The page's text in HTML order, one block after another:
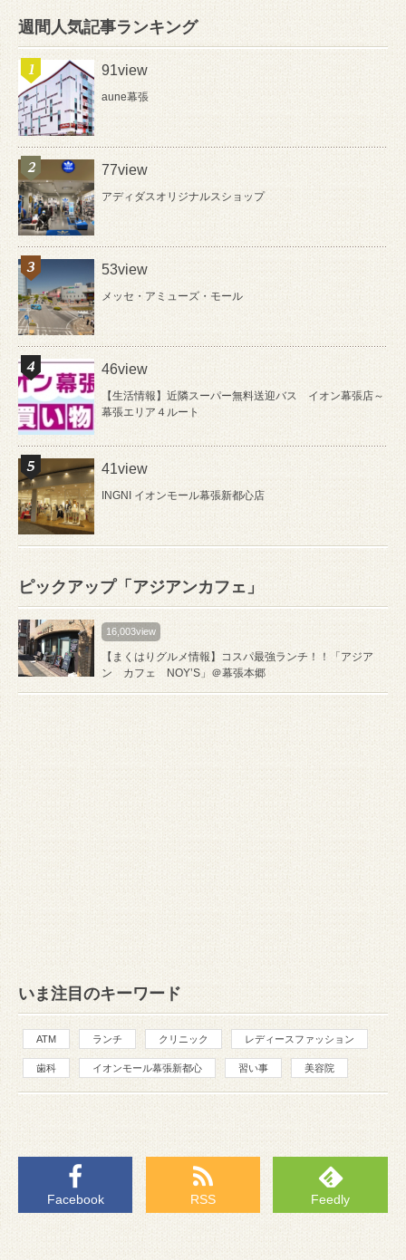
週間人気記事ランキング
91view
aune幕張
77view
アディダスオリジナルスショップ
53view
メッセ・アミューズ・モール
46view
【生活情報】近隣スーパー無料送迎バス イオン幕張店～
幕張エリア４ルート
41view
INGNI イオンモール幕張新都心店
ピックアップ「アジアンカフェ」
16,003view
【まくはりグルメ情報】コスパ最強ランチ！！「アジア
ン カフェ NOY’S」＠幕張本郷
いま注目のキーワード
ATM ランチ クリニック レディースファッション
歯科 イオンモール幕張新都心 習い事 美容院
Facebook RSS Feedly